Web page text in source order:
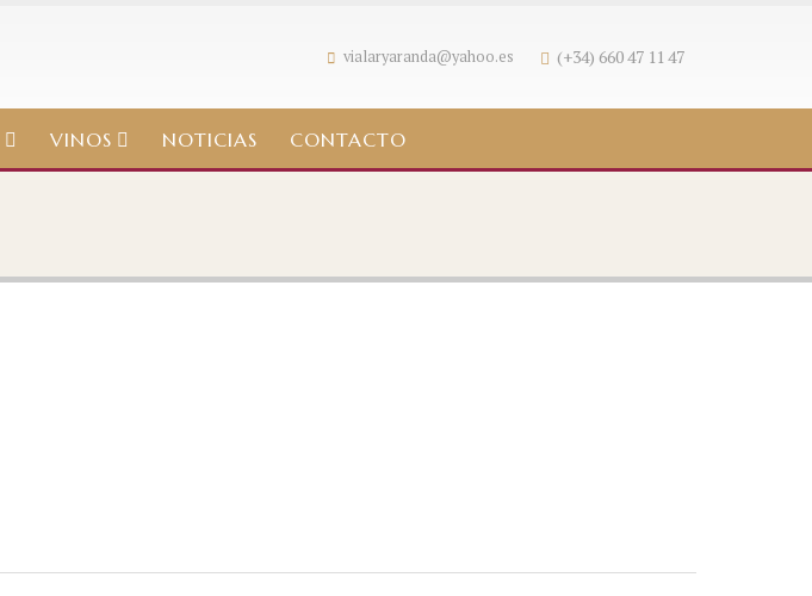
vialaryaranda@yahoo.es (+34) 660 47 11 47
VINOS NOTICIAS CONTACTO